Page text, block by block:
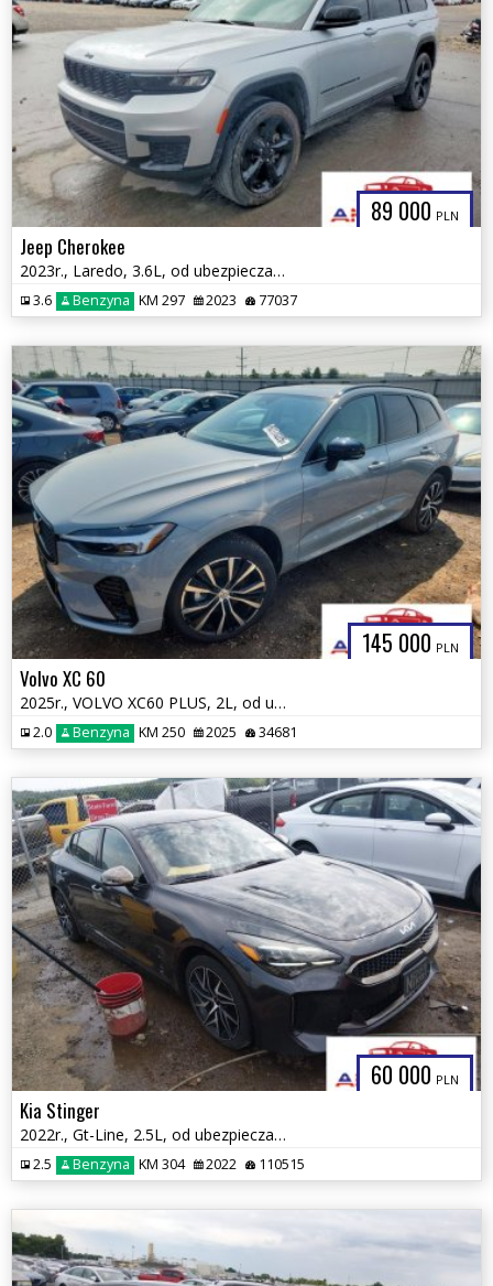
89 000 PLN
Jeep Cherokee
2023r., Laredo, 3.6L, od ubezpieczalni
3.6 Benzyna KM 297 2023 77037
145 000 PLN
Volvo XC 60
2025r., VOLVO XC60 PLUS, 2L, od ubezpieczalni
2.0 Benzyna KM 250 2025 34681
60 000 PLN
Kia Stinger
2022r., Gt-Line, 2.5L, od ubezpieczalni
2.5 Benzyna KM 304 2022 110515